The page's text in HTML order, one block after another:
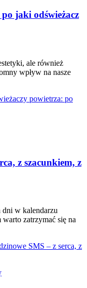
jaki odświeżacz
ale również
wpływ na nasze
powietrza: po
z szacunkiem, z
w kalendarzu
zatrzymać się na
SMS – z serca, z